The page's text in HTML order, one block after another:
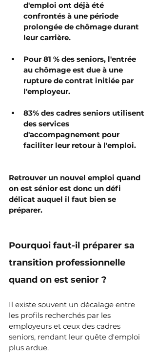
d'emploi ont déjà été
confrontés à une période
prolongée de chômage durant
leur carrière.
Pour 81 % des seniors, l'entrée
au chômage est due à une
rupture de contrat initiée par
l'employeur.
83% des cadres seniors utilisent
des services
d'accompagnement pour
faciliter leur retour à l'emploi.
Retrouver un nouvel emploi quand
on est sénior est donc un défi
délicat auquel il faut bien se
préparer.
Pourquoi faut-il préparer sa
transition professionnelle
quand on est senior ?
Il existe souvent un décalage entre
les profils recherchés par les
employeurs et ceux des cadres
seniors, rendant leur quête d'emploi
plus ardue.